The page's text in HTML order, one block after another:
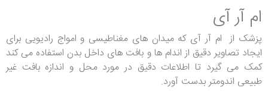
ام آر آی
پزشک از ام آر آی که میدان های مغناطیسی و امواج رادیویی برای
ایجاد تصاویر دقیق از اندام ها و بافت های داخل بدن استفاده می کند
کمک می گیرد تا اطلاعات دقیق در مورد محل و اندازه بافت غیر
طبیعی اندومتر بدست آورد.